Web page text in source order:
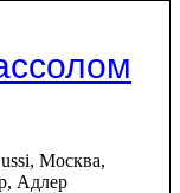
Москва,
Адлер